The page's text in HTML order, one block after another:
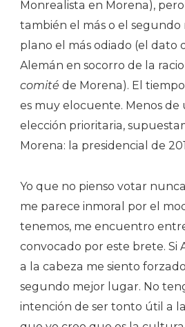
Monrealista en Morena),
también el más o el segundo
plano el más odiado (el dato
Alemán en socorro de la
comité de Morena). El
es muy elocuente. Menos de
elección prioritaria,
Morena: la presidencial de
Yo que no pienso votar
me parece inmoral por el
tenemos, me encuentro
convocado por este brete. Si
a la cabeza me siento
segundo mejor lugar. No
intención de ser tonto útil a